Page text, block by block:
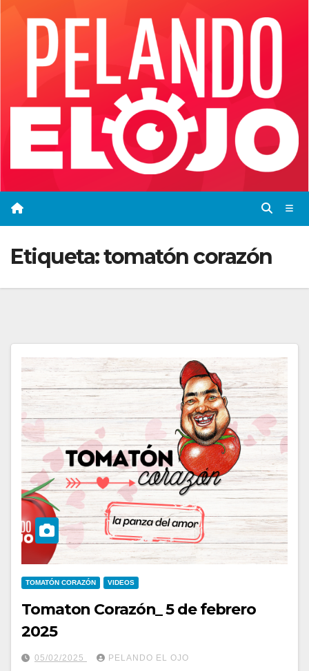
Etiqueta:tomatón corazón
TOMATÓN CORAZÓN VIDEOS
Tomaton Corazón_ 5 de febrero
2025
05/02/2025 PELANDO EL OJO